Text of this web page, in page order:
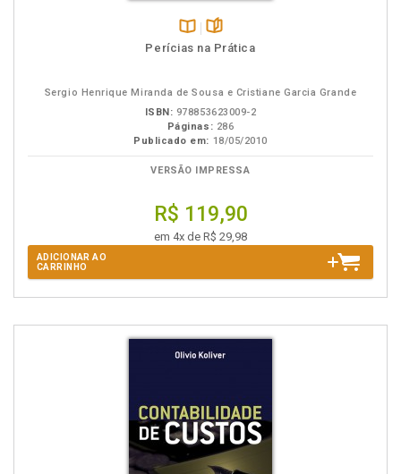
Disponível
páginas
Perícias na Prática
Sergio Henrique Miranda de Sousa e Cristiane Garcia Grande
ISBN: 978853623009-2
Páginas: 286
Publicado em: 18/05/2010
VERSÃO IMPRESSA
R$ 119,90
em 4x de R$ 29,98
ADICIONAR AO
CARRINHO